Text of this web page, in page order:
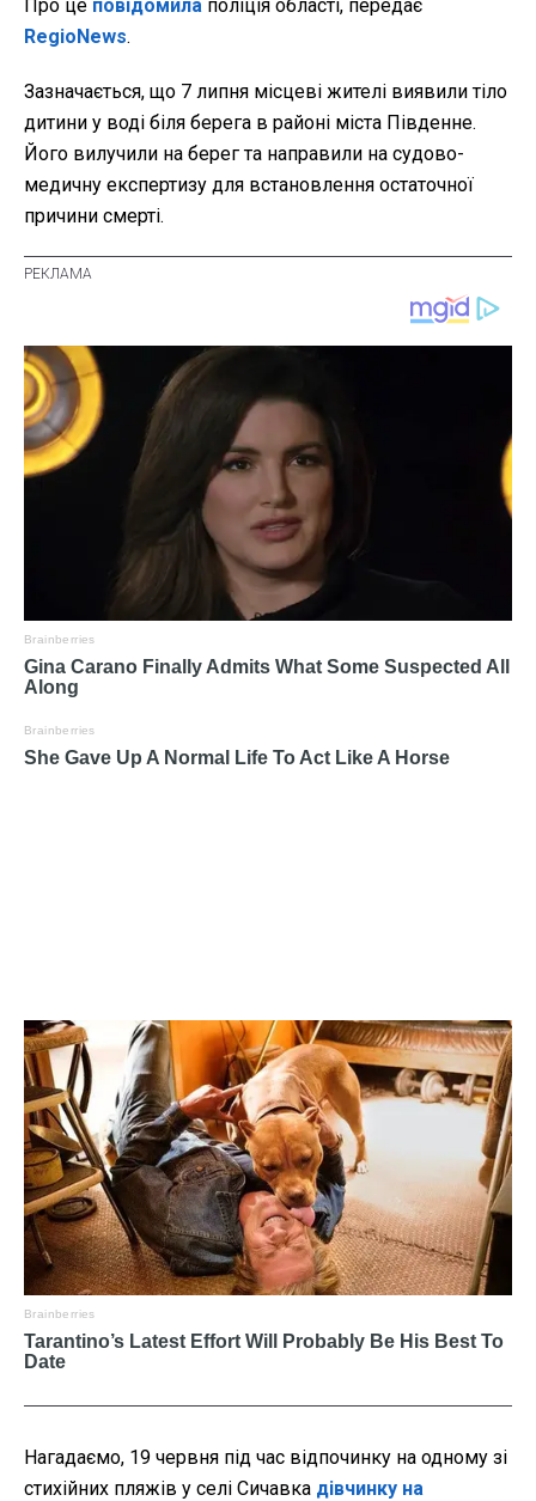
Про це повідомила поліція області, передає
RegioNews.
Зазначається, що 7 липня місцеві жителі виявили тіло
дитини у воді біля берега в районі міста Південне.
Його вилучили на берег та направили на судово-
медичну експертизу для встановлення остаточної
причини смерті.
Нагадаємо, 19 червня під час відпочинку на одному зі
стихійних пляжів у селі Сичавка дівчинку на